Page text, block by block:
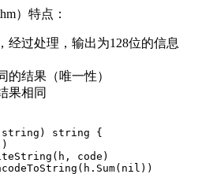
）特点：
经过处理，输出为128位的信息
的结果（唯一性）
果相同
string) string {
code)